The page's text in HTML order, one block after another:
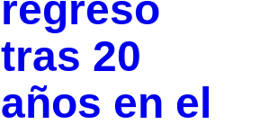
regreso
tras 20
años en el